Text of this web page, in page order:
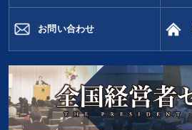
お問い合わせ